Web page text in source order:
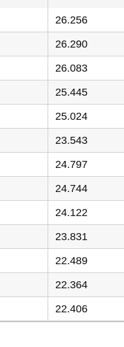
26.256
26.290
26.083
25.445
25.024
23.543
24.797
24.744
24.122
23.831
22.489
22.364
22.406